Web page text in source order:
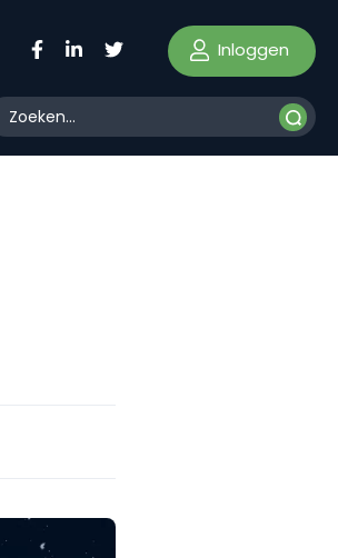
Inloggen